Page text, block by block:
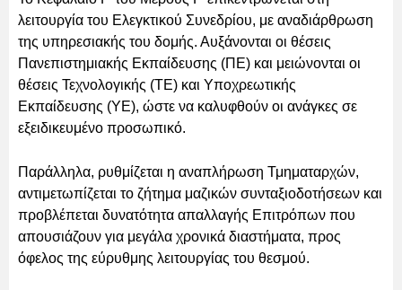
λειτουργία του Ελεγκτικού Συνεδρίου, με αναδιάρθρωση
της υπηρεσιακής του δομής. Αυξάνονται οι θέσεις
Πανεπιστημιακής Εκπαίδευσης (ΠΕ) και μειώνονται οι
θέσεις Τεχνολογικής (ΤΕ) και Υποχρεωτικής
Εκπαίδευσης (ΥΕ), ώστε να καλυφθούν οι ανάγκες σε
εξειδικευμένο προσωπικό.
Παράλληλα, ρυθμίζεται η αναπλήρωση Τμηματαρχών,
αντιμετωπίζεται το ζήτημα μαζικών συνταξιοδοτήσεων και
προβλέπεται δυνατότητα απαλλαγής Επιτρόπων που
απουσιάζουν για μεγάλα χρονικά διαστήματα, προς
όφελος της εύρυθμης λειτουργίας του θεσμού.